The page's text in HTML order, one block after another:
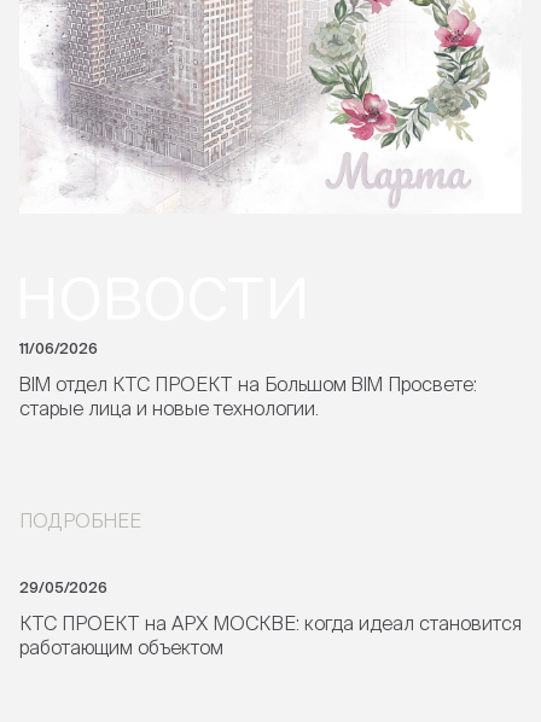
11/06/2026
BIM отдел КТС ПРОЕКТ на Большом BIM Просвете:
старые лица и новые технологии.
ПОДРОБНЕЕ
29/05/2026
КТС ПРОЕКТ на АРХ МОСКВЕ: когда идеал становится
работающим объектом